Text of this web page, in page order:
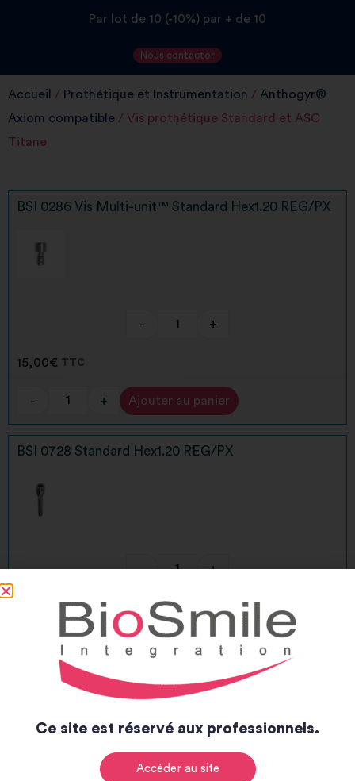
Par lot de 10 (-10%) par + de 10
Nous contacter
Accueil / Prothétique et Instrumentation / Anthogyr®
Axiom compatible / Vis prothétique Standard et ASC
Titane
BSI 0286 Vis Multi-unit™ Standard Hex1.20 REG/PX
- +
15,00€ TTC
- + Ajouter au panier
Alternative:
BSI 0728 Standard Hex1.20 REG/PX
- +
TTC
+ Ajouter au panier
Alternative:
BSI 0729 ASC Torx06 "Couleur jaune" REG/PX
Ce site est réservé aux professionnels.
Accéder au site